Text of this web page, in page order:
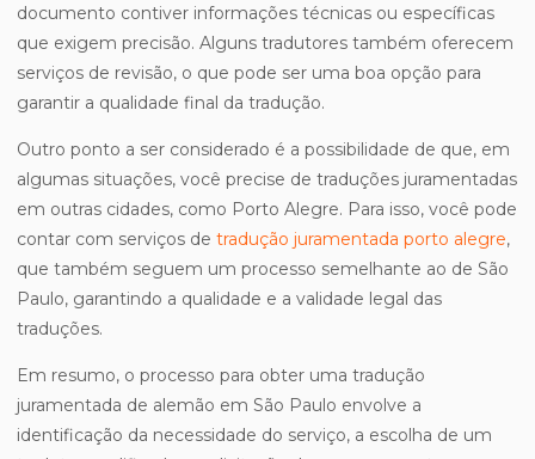
documento contiver informações técnicas ou específicas
que exigem precisão. Alguns tradutores também oferecem
serviços de revisão, o que pode ser uma boa opção para
garantir a qualidade final da tradução.
Outro ponto a ser considerado é a possibilidade de que, em
algumas situações, você precise de traduções juramentadas
em outras cidades, como Porto Alegre. Para isso, você pode
contar com serviços de tradução juramentada porto alegre,
que também seguem um processo semelhante ao de São
Paulo, garantindo a qualidade e a validade legal das
traduções.
Em resumo, o processo para obter uma tradução
juramentada de alemão em São Paulo envolve a
identificação da necessidade do serviço, a escolha de um